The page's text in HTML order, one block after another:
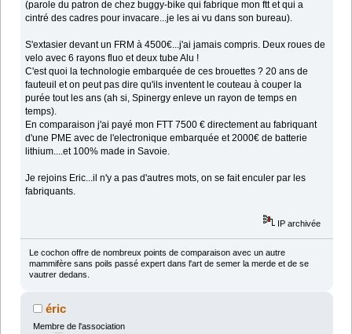
(parole du patron de chez buggy-bike qui fabrique mon ftt et qui a
cintré des cadres pour invacare...je les ai vu dans son bureau).
S'extasier devant un FRM à 4500€...j'ai jamais compris. Deux roues de
velo avec 6 rayons fluo et deux tube Alu !
C'est quoi la technologie embarquée de ces brouettes ? 20 ans de
fauteuil et on peut pas dire qu'ils inventent le couteau à couper la
purée tout les ans (ah si, Spinergy enleve un rayon de temps en
temps).
En comparaison j'ai payé mon FTT 7500 € directement au fabriquant
d'une PME avec de l'electronique embarquée et 2000€ de batterie
lithium....et 100% made in Savoie.
Je rejoins Eric...il n'y a pas d'autres mots, on se fait enculer par les
fabriquants.
IP archivée
Le cochon offre de nombreux points de comparaison avec un autre
mammifère sans poils passé expert dans l'art de semer la merde et de se
vautrer dedans.
éric
Membre de l'association